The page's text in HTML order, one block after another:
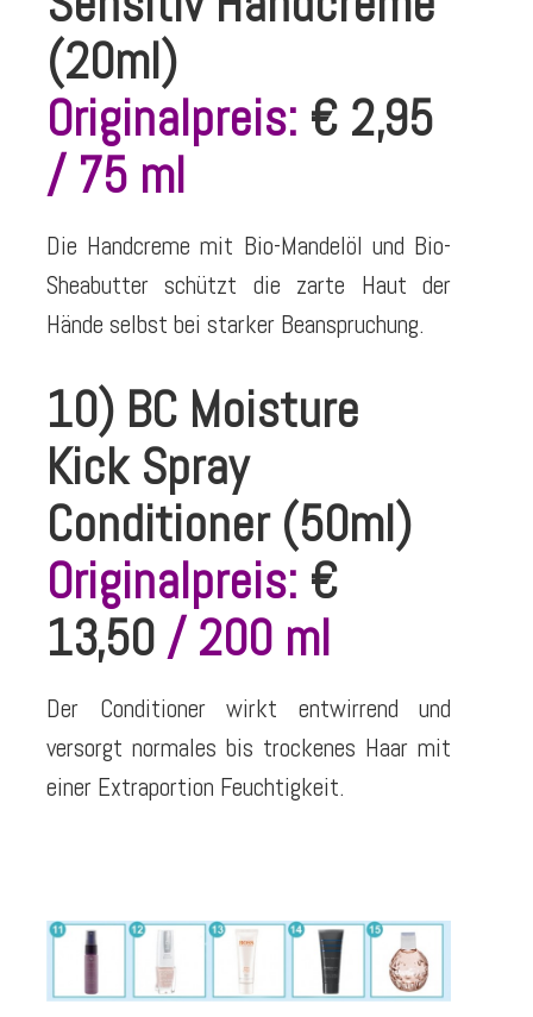
(20ml)
Originalpreis: € 2,95
/ 75 ml
Die Handcreme mit Bio-Mandelöl und Bio-
Sheabutter schützt die zarte Haut der
Hände selbst bei starker Beanspruchung.
10) BC Moisture
Kick Spray
Conditioner (50ml)
Originalpreis: €
13,50 / 200 ml
Der Conditioner wirkt entwirrend und
versorgt normales bis trockenes Haar mit
einer Extraportion Feuchtigkeit.